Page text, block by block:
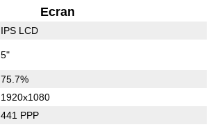
Ecran
IPS LCD
5"
75.7%
1920x1080
441 PPP